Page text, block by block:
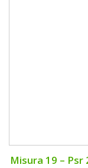
Misura 19 – Psr